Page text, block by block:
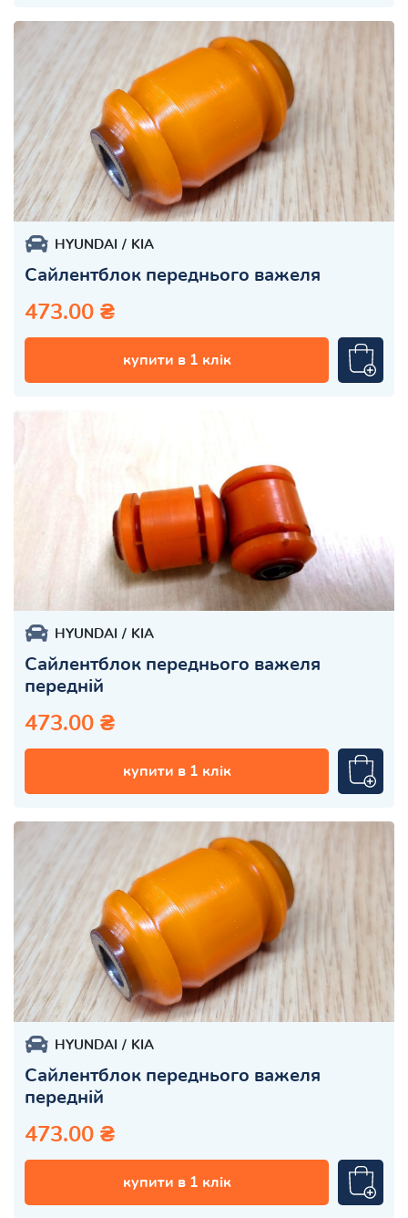
HYUNDAI KIA
Сайлентблок переднього важеля
473.00 ₴
купити в 1 клік
HYUNDAI KIA
Сайлентблок переднього важеля
передній
473.00 ₴
купити в 1 клік
HYUNDAI KIA
Сайлентблок переднього важеля
передній
473.00 ₴
купити в 1 клік